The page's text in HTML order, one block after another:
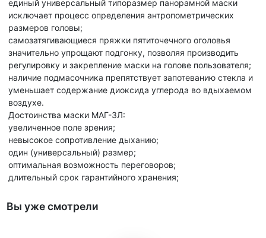
единый универсальный типоразмер панорамной маски
исключает процесс определения антропометрических
размеров головы;
самозатягивающиеся пряжки пятиточечного оголовья
значительно упрощают подгонку, позволяя производить
регулировку и закрепление маски на голове пользователя;
наличие подмасочника препятствует запотеванию стекла и
уменьшает содержание диоксида углерода во вдыхаемом
воздухе.
Достоинства маски МАГ-3Л:
увеличенное поле зрения;
невысокое сопротивление дыханию;
один (универсальный) размер;
оптимальная возможность переговоров;
длительный срок гарантийного хранения;
Вы уже смотрели